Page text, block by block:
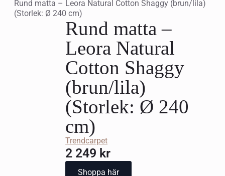
Rund matta – Leora Natural Cotton Shaggy (brun/lila)
(Storlek: Ø 240 cm)
Rund matta –
Leora Natural
Cotton Shaggy
(brun/lila)
(Storlek: Ø 240
cm)
Trendcarpet
2 249 kr
Shoppa här